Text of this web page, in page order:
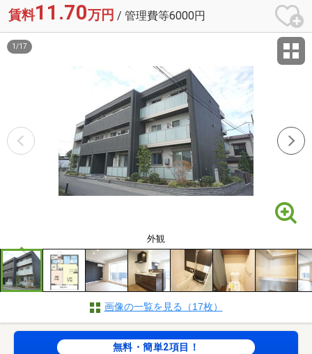
賃料11.70万円 / 管理費等6000円
外観
1 /17
画像の一覧を見る（17枚）
無料・簡単2項目！